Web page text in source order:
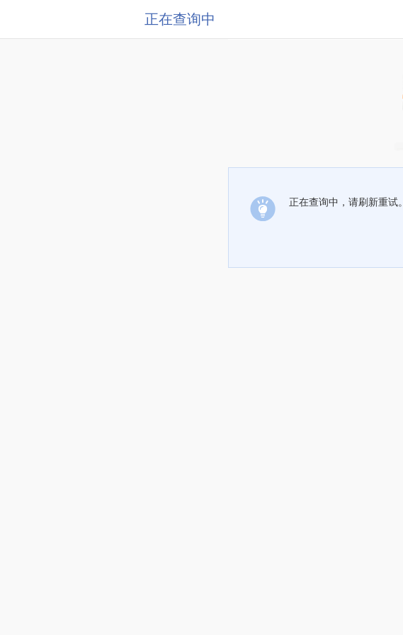
正在查询中
正在查询中，请刷新重试。